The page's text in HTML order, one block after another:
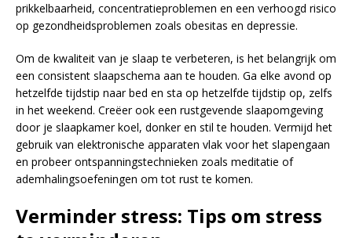
prikkelbaarheid, concentratieproblemen en een verhoogd risico
op gezondheidsproblemen zoals obesitas en depressie.
Om de kwaliteit van je slaap te verbeteren, is het belangrijk om
een consistent slaapschema aan te houden. Ga elke avond op
hetzelfde tijdstip naar bed en sta op hetzelfde tijdstip op, zelfs
in het weekend. Creëer ook een rustgevende slaapomgeving
door je slaapkamer koel, donker en stil te houden. Vermijd het
gebruik van elektronische apparaten vlak voor het slapengaan
en probeer ontspanningstechnieken zoals meditatie of
ademhalingsoefeningen om tot rust te komen.
Verminder stress: Tips om stress